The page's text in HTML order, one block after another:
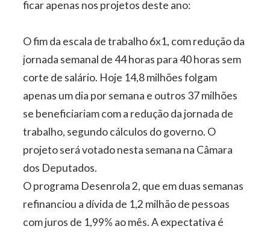
ficar apenas nos projetos deste ano:
O fim da escala de trabalho 6x1, com redução da
jornada semanal de 44 horas para 40 horas sem
corte de salário. Hoje 14,8 milhões folgam
apenas um dia por semana e outros 37 milhões
se beneficiariam com a redução da jornada de
trabalho, segundo cálculos do governo. O
projeto será votado nesta semana na Câmara
dos Deputados.
O programa Desenrola 2, que em duas semanas
refinanciou a dívida de 1,2 milhão de pessoas
com juros de 1,99% ao mês. A expectativa é